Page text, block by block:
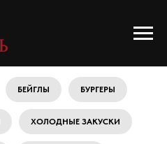
БЕЙГЛЫ БУРГЕРЫ
ХОЛОДНЫЕ ЗАКУСКИ